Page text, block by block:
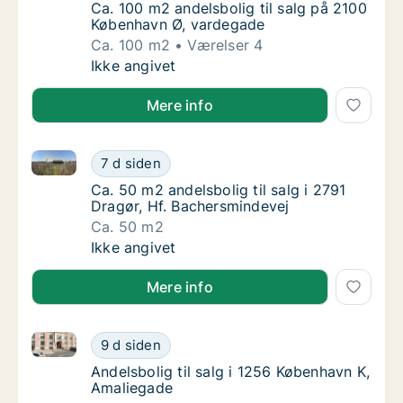
Ca. 100 m2 andelsbolig til salg på 2100
Ca. 100 m2 andelsbolig til salg på 2100
København Ø, vardegade
Ca. 100 m2
Værelser 4
Ca. 100 m2 andelsbolig til salg på 2100
Ikke angivet
Mere info
Ca. 50 m2 andelsbolig til salg i 2791
7 d siden
Ca. 50 m2 andelsbolig til salg i 2791 Dragør, Hf.
Ca. 50 m2 andelsbolig til salg i 2791
Ca. 50 m2 andelsbolig til salg i 2791
Dragør, Hf. Bachersmindevej
Ca. 50 m2
Ca. 50 m2 andelsbolig til salg i 2791
Ikke angivet
Mere info
Andelsbolig til salg i 1256 København K,
9 d siden
Andelsbolig til salg i 1256 København K, Amaliegade
Andelsbolig til salg i 1256 København K,
Andelsbolig til salg i 1256 København K,
Amaliegade